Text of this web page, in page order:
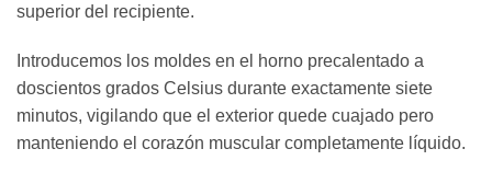
superior del recipiente.
Introducemos los moldes en el horno precalentado a
doscientos grados Celsius durante exactamente siete
minutos, vigilando que el exterior quede cuajado pero
manteniendo el corazón muscular completamente líquido.